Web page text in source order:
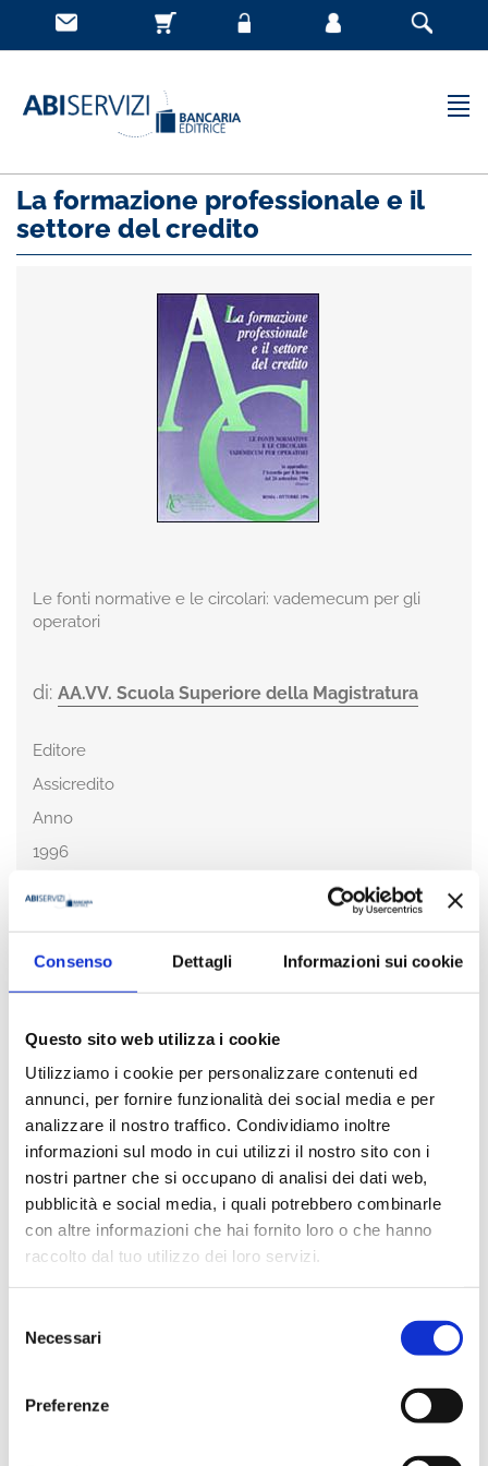
Consenso Dettagli Informazioni sui cookie
Questo sito web utilizza i cookie
Utilizziamo i cookie per personalizzare contenuti ed
annunci, per fornire funzionalità dei social media e per
analizzare il nostro traffico. Condividiamo inoltre
informazioni sul modo in cui utilizzi il nostro sito con i
nostri partner che si occupano di analisi dei dati web,
pubblicità e social media, i quali potrebbero combinarle
con altre informazioni che hai fornito loro o che hanno
raccolto dal tuo utilizzo dei loro servizi.
delNecessari
Preferenze
La formazione professionale e il
settore del credito
Le fonti normative e le circolari: vademecum per gli
operatori
di: AA.VV. Scuola Superiore della Magistratura
Editore
Assicredito
Anno
1996
Disponibilità
Disponibile
Prezzo di copertina
€ 25,00
Prezzo Internet Sconto 5%
€ 23,75
IVA assolta dall'editore
Acquista
Condividi
Presentazione
Un vero e proprio "codice" ad uso degli operatori. Per chi